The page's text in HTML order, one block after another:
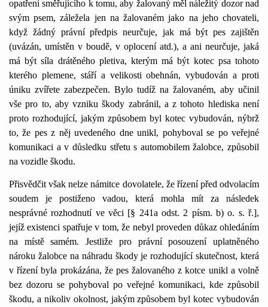
opatření směřujícího k tomu, aby žalovaný měl náležitý dozor nad
svým psem, záležela jen na žalovaném jako na jeho chovateli,
když žádný právní předpis neurčuje, jak má být pes zajištěn
(uvázán, umístěn v boudě, v oplocení atd.), a ani neurčuje, jaká
má být síla drátěného pletiva, kterým má být kotec psa tohoto
kterého plemene, stáří a velikosti obehnán, vybudován a proti
úniku zvířete zabezpečen. Bylo tudíž na žalovaném, aby učinil
vše pro to, aby vzniku škody zabránil, a z tohoto hlediska není
proto rozhodující, jakým způsobem byl kotec vybudován, nýbrž
to, že pes z něj uvedeného dne unikl, pohyboval se po veřejné
komunikaci a v důsledku střetu s automobilem žalobce, způsobil
na vozidle škodu.
Přisvědčit však nelze námitce dovolatele, že řízení před odvolacím
soudem je postiženo vadou, která mohla mít za následek
nesprávné rozhodnutí ve věci [§ 241a odst. 2 písm. b) o. s. ř.],
jejíž existenci spatřuje v tom, že nebyl proveden důkaz ohledáním
na místě samém. Jestliže pro právní posouzení uplatněného
nároku žalobce na náhradu škody je rozhodující skutečnost, která
v řízení byla prokázána, že pes žalovaného z kotce unikl a volně
bez dozoru se pohyboval po veřejné komunikaci, kde způsobil
škodu, a nikoliv okolnost, jakým způsobem byl kotec vybudován